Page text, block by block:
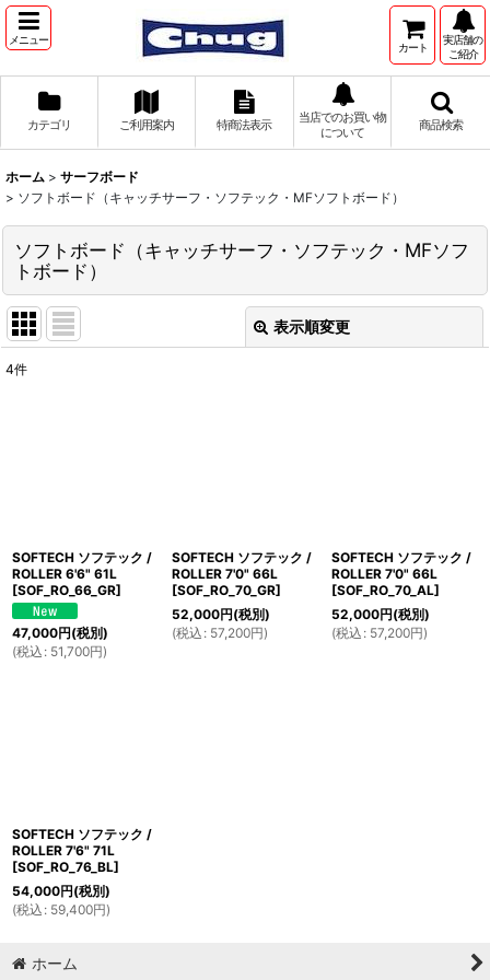
メニュー
カート
実店舗の
ご紹介
カテゴリ ご利用案内 特商法表示
当店でのお買い物
について
商品検索
ホーム > サーフボード
> ソフトボード（キャッチサーフ・ソフテック・MFソフトボード）
ソフトボード（キャッチサーフ・ソフテック・MFソフ
トボード）
表示順変更
4件
SOFTECH ソフテック /
ROLLER 6'6" 61L
[SOF_RO_66_GR]
47,000円(税別)
(税込 : 51,700円)
SOFTECH ソフテック /
ROLLER 7'0" 66L
[SOF_RO_70_GR]
52,000円(税別)
(税込 : 57,200円)
SOFTECH ソフテック /
ROLLER 7'0" 66L
[SOF_RO_70_AL]
52,000円(税別)
(税込 : 57,200円)
SOFTECH ソフテック /
ROLLER 7'6" 71L
[SOF_RO_76_BL]
54,000円(税別)
(税込 : 59,400円)
ホーム